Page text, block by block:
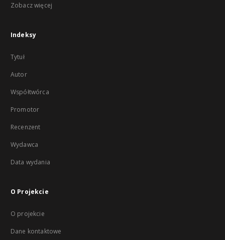
Zobacz więcej
Indeksy
Tytuł
Autor
Współtwórca
Promotor
Recenzent
Wydawca
Data wydania
O Projekcie
O projekcie
Dane kontaktowe